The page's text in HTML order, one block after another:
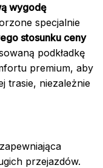
wygodę
specjalnie
stosunku ceny
podkładkę
premium, aby
trasie, niezależnie
przejazdów.